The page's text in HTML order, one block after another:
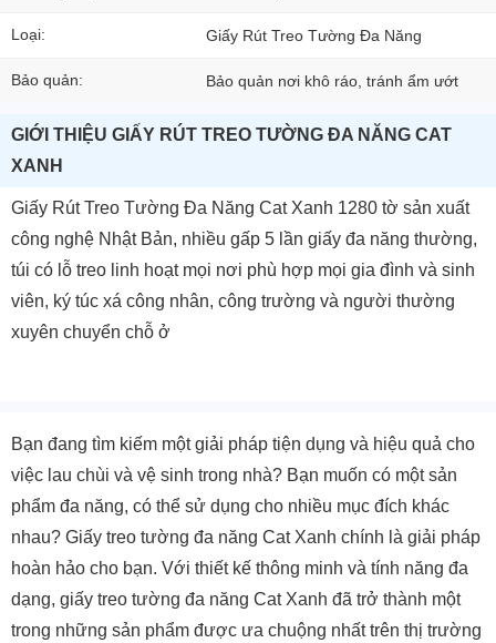
Loại: Giấy Rút Treo Tường Đa Năng
Bảo quản: Bảo quản nơi khô ráo, tránh ẩm ướt
GIỚI THIỆU GIẤY RÚT TREO TƯỜNG ĐA NĂNG CAT
XANH
Giấy Rút Treo Tường Đa Năng Cat Xanh 1280 tờ sản xuất
công nghệ Nhật Bản, nhiều gấp 5 lần giấy đa năng thường,
túi có lỗ treo linh hoạt mọi nơi phù hợp mọi gia đình và sinh
viên, ký túc xá công nhân, công trường và người thường
xuyên chuyển chỗ ở
Bạn đang tìm kiếm một giải pháp tiện dụng và hiệu quả cho
việc lau chùi và vệ sinh trong nhà? Bạn muốn có một sản
phẩm đa năng, có thể sử dụng cho nhiều mục đích khác
nhau? Giấy treo tường đa năng Cat Xanh chính là giải pháp
hoàn hảo cho bạn. Với thiết kế thông minh và tính năng đa
dạng, giấy treo tường đa năng Cat Xanh đã trở thành một
trong những sản phẩm được ưa chuộng nhất trên thị trường